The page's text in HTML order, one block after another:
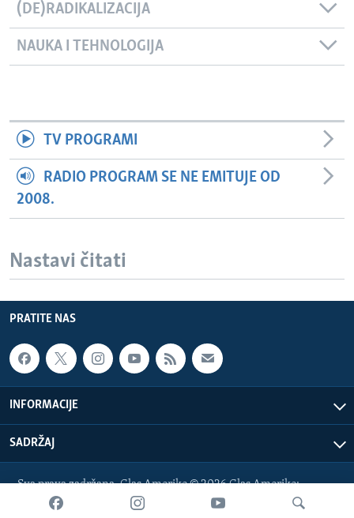
(DE)RADIKALIZACIJA
NAUKA I TEHNOLOGIJA
TV PROGRAMI
RADIO PROGRAM SE NE EMITUJE OD
2008.
Nastavi čitati
PRATITE NAS
INFORMACIJE
SADRŽAJ
Sva prava zadržana. Glas Amerike © 2026 Glas Amerike:
bosnian-service@voanews.com